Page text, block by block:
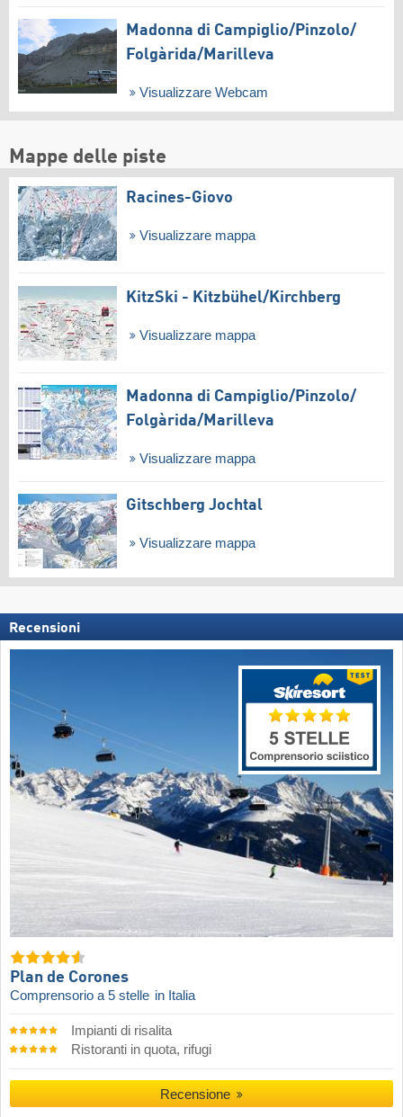
Madonna di Campiglio/​Pinzolo/​
Folgàrida/​Marilleva
Visualizzare Webcam
Mappe delle piste
Racines-Giovo
Visualizzare mappa
KitzSki - Kitzbühel/​Kirchberg
Visualizzare mappa
Madonna di Campiglio/​Pinzolo/​
Folgàrida/​Marilleva
Visualizzare mappa
Gitschberg Jochtal
Visualizzare mappa
Recensioni
Plan de Corones
Comprensorio a 5 stelle in Italia
Impianti di risalita
Ristoranti in quota, rifugi
Recensione